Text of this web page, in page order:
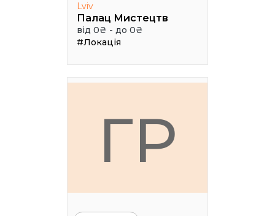
Lviv
Палац Мистецтв
від 0₴ - до 0₴
#Локація
ГР